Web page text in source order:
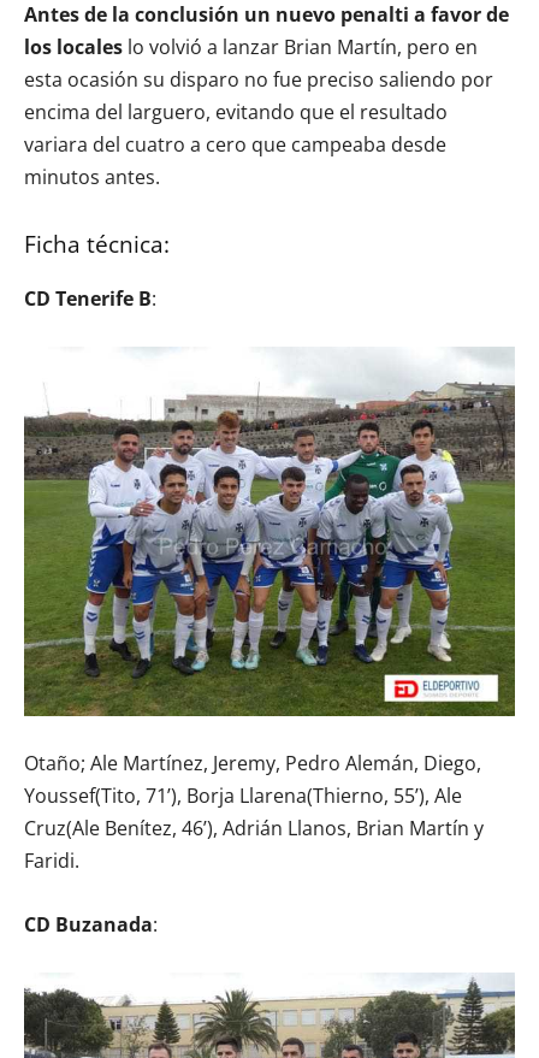
Antes de la conclusión un nuevo penalti a favor de
los locales lo volvió a lanzar Brian Martín, pero en
esta ocasión su disparo no fue preciso saliendo por
encima del larguero, evitando que el resultado
variara del cuatro a cero que campeaba desde
minutos antes.
Ficha técnica:
CD Tenerife B:
Otaño; Ale Martínez, Jeremy, Pedro Alemán, Diego,
Youssef(Tito, 71’), Borja Llarena(Thierno, 55’), Ale
Cruz(Ale Benítez, 46’), Adrián Llanos, Brian Martín y
Faridi.
CD Buzanada: